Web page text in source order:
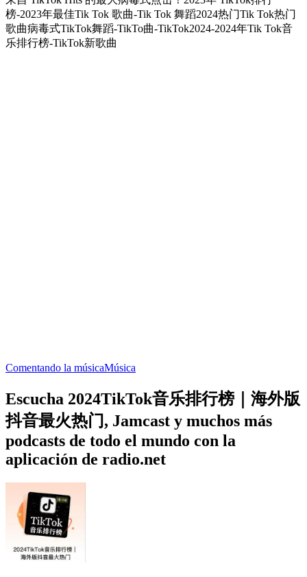
榜-2023年最佳Tik Tok 歌曲-Tik Tok 舞蹈2024热门Tik Tok热门
歌曲病毒式TikTok舞蹈-TikTo曲-TikTok2024-2024年Tik Tok音
乐排行榜-TikTok新歌曲
Comentando la músicaMúsica
Escucha 2024TikTok音乐排行榜｜海外版
抖音最火热门, Jamcast y muchos más
podcasts de todo el mundo con la
aplicación de radio.net